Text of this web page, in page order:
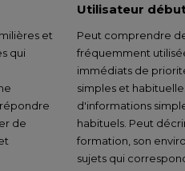
et
qui
de
Utilisateur
Peut comprendre
fréquemment
immédiats de
simples et
d'informations
habituels. Peut
formation, son
sujets qui